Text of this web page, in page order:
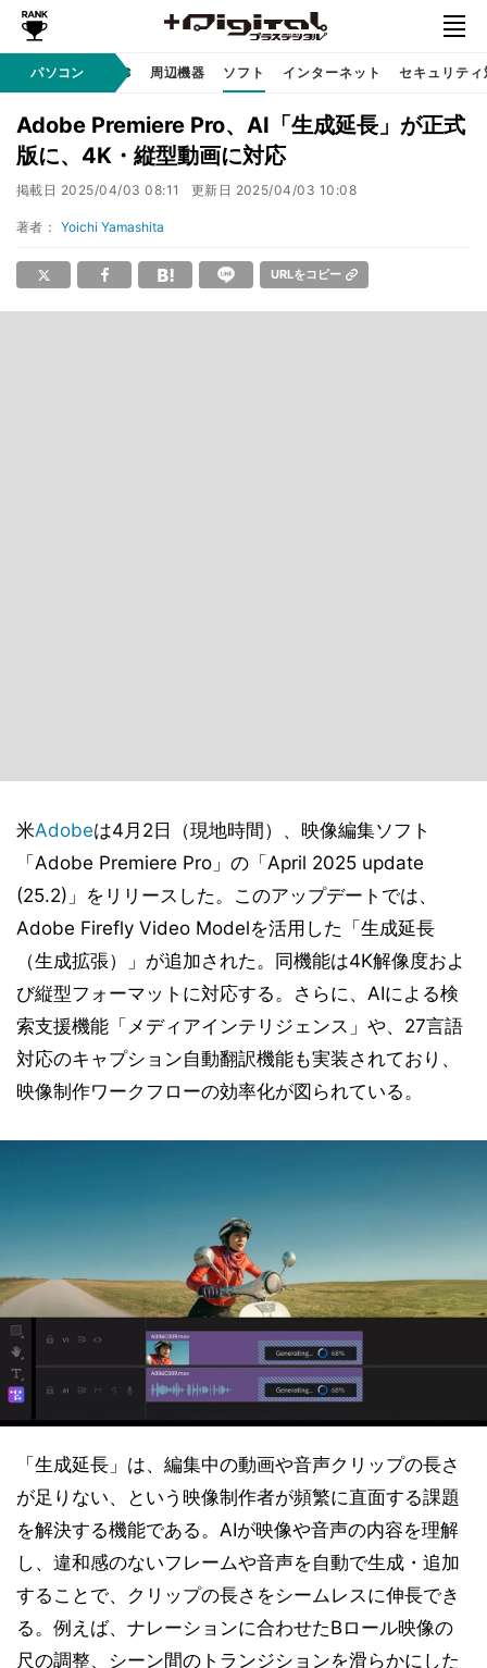
パソコン
クノロジ AI PC 周辺機器 ソフト インターネット セキュリティ
Adobe Premiere Pro、AI「生成延長」が正式
版に、4K・縦型動画に対応
掲載日 2025/04/03 08:11 更新日 2025/04/03 10:08
著者： Yoichi Yamashita
URLをコピー
米Adobeは4月2日（現地時間）、映像編集ソフト
「Adobe Premiere Pro」の「April 2025 update
(25.2)」をリリースした。このアップデートでは、
Adobe Firefly Video Modelを活用した「生成延長
（生成拡張）」が追加された。同機能は4K解像度およ
び縦型フォーマットに対応する。さらに、AIによる検
索支援機能「メディアインテリジェンス」や、27言語
対応のキャプション自動翻訳機能も実装されており、
映像制作ワークフローの効率化が図られている。
「生成延長」は、編集中の動画や音声クリップの長さ
が足りない、という映像制作者が頻繁に直面する課題
を解決する機能である。AIが映像や音声の内容を理解
し、違和感のないフレームや音声を自動で生成・追加
することで、クリップの長さをシームレスに伸長でき
る。例えば、ナレーションに合わせたBロール映像の
尺の調整、シーン間のトランジションを滑らかにした